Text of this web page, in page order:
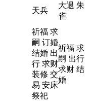
天兵
大退 朱
雀
祈福 求
嗣 订婚
结婚 出
行 求财
装修 交
易 安床
祭祀
祈福 求
嗣 出行
求财 结
婚